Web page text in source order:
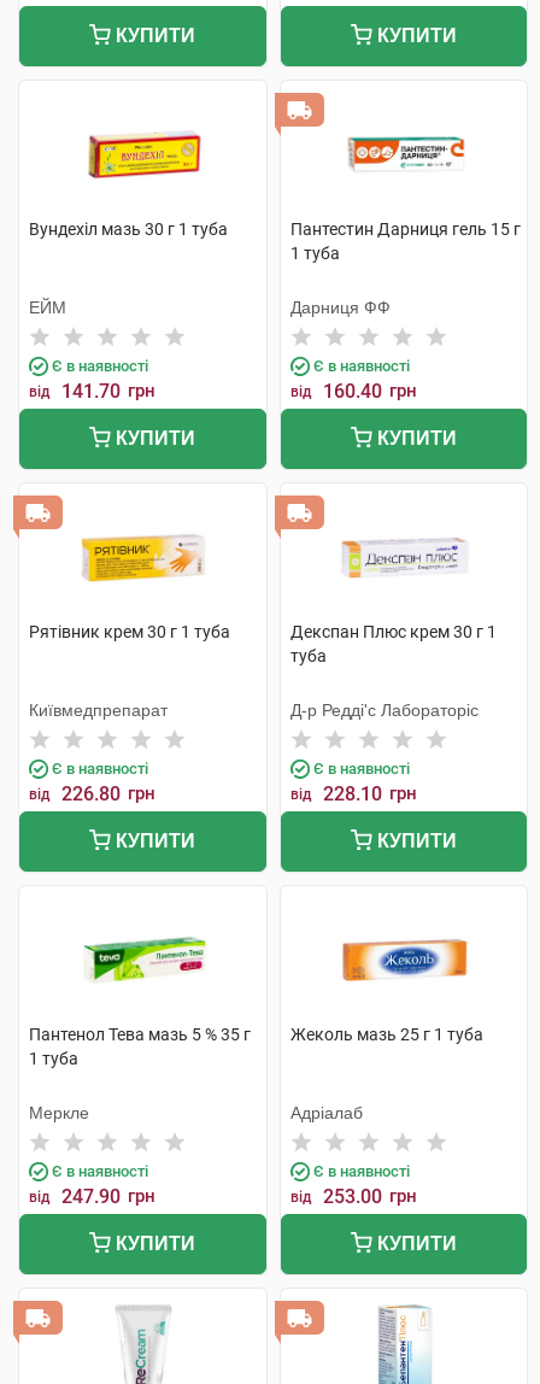
КУПИТИ КУПИТИ
Вундехіл мазь 30 г 1 туба
ЕЙМ
Є в наявності
від 141.70 грн
КУПИТИ
Пантестин Дарниця гель 15 г
1 туба
Дарниця ФФ
Є в наявності
від 160.40 грн
КУПИТИ
Рятівник крем 30 г 1 туба
Київмедпрепарат
Є в наявності
від 226.80 грн
КУПИТИ
Декспан Плюс крем 30 г 1
туба
Д-р Редді'с Лабораторіс
Є в наявності
від 228.10 грн
КУПИТИ
Пантенол Тева мазь 5 % 35 г
1 туба
Меркле
Є в наявності
від 247.90 грн
КУПИТИ
Жеколь мазь 25 г 1 туба
Адріалаб
Є в наявності
від 253.00 грн
КУПИТИ